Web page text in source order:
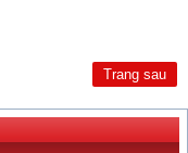
Trang sau